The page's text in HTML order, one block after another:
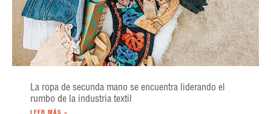
La ropa de secunda mano se encuentra liderando el
rumbo de la industria textil
LEER MÁS »